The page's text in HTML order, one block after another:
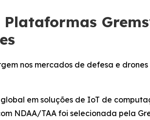
nos mercados de defesa e drones
global em soluções de IoT de
NDAA/TAA foi selecionada pela